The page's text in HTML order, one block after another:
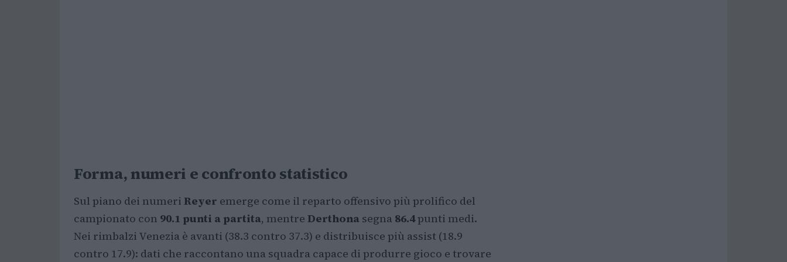
Forma, numeri e confronto statistico
Sul piano dei numeri Reyer emerge come il reparto offensivo più prolifico del
campionato con 90.1 punti a partita, mentre Derthona segna 86.4punti medi.
Nei rimbalzi Venezia è avanti (38.3 contro 37.3) e distribuisce più assist (18.9
contro 17.9): dati che raccontano una squadra capace di produrre gioco e trovare